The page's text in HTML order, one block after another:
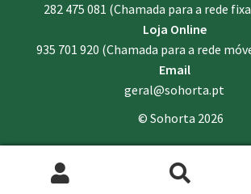
282 475 081 (Chamada para a rede
Loja Online
935 701 920 (Chamada para a rede
Email
geral@sohorta.pt
© Sohorta 2026
Pesquisar
Pesquisa